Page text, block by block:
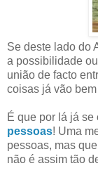
Se deste lado do
a possibilidade
união de facto
coisas já vão
É que por lá já se
pessoas! Uma
pessoas, mas
não é assim tão